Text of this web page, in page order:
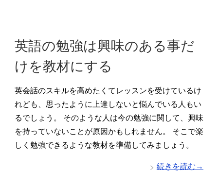
英語の勉強は興味のある事だ
けを教材にする
英会話のスキルを高めたくてレッスンを受けているけ
れども、思ったように上達しないと悩んでいる人もい
るでしょう。 そのような人は今の勉強に関して、興味
を持っていないことが原因かもしれません。 そこで楽
しく勉強できるような教材を準備してみましょう。
続きを読む→